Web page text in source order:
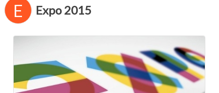
E Expo 2015